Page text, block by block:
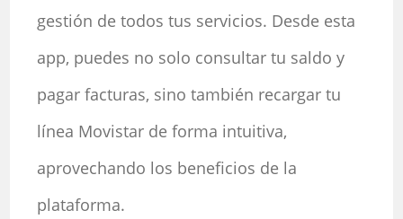
gestión de todos tus servicios. Desde esta
app, puedes no solo consultar tu saldo y
pagar facturas, sino también recargar tu
línea Movistar de forma intuitiva,
aprovechando los beneficios de la
plataforma.